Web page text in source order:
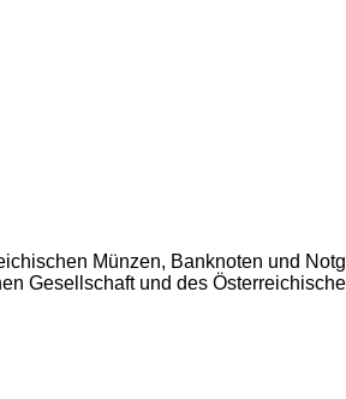
Münzen, Banknoten und
Gesellschaft und des